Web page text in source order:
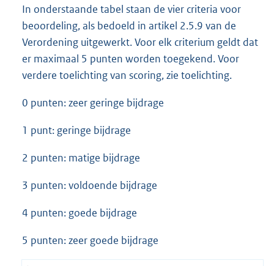
In onderstaande tabel staan de vier criteria voor
beoordeling, als bedoeld in artikel 2.5.9 van de
Verordening uitgewerkt. Voor elk criterium geldt dat
er maximaal 5 punten worden toegekend. Voor
verdere toelichting van scoring, zie toelichting.
0 punten: zeer geringe bijdrage
1 punt: geringe bijdrage
2 punten: matige bijdrage
3 punten: voldoende bijdrage
4 punten: goede bijdrage
5 punten: zeer goede bijdrage